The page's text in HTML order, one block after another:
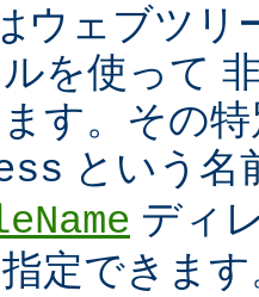
ウェブツリ
を使って
す。その
という名
ディ
定できま